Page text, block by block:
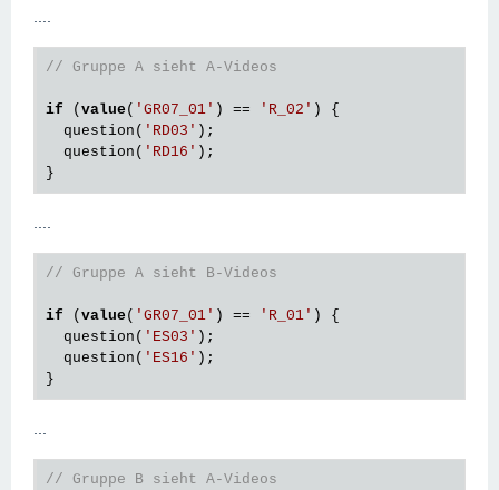
// Gruppe A sieht A-Videos
if ( value ( 'GR07_01' ) == 'R_02' ) {
  question(
'RD03' );
  question(
'RD16' );
// Gruppe A sieht B-Videos
if ( value ( 'GR07_01' ) == 'R_01' ) {
  question(
'ES03' );
  question(
'ES16' );
// Gruppe B sieht A-Videos